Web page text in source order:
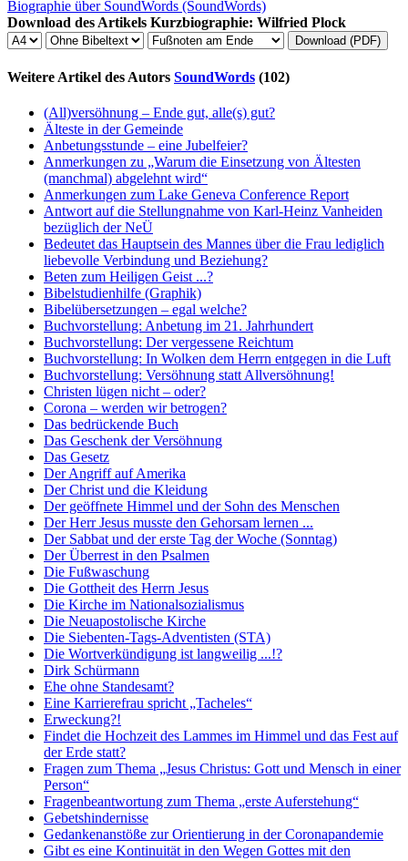
Biographie über SoundWords (SoundWords)
Download des Artikels Kurzbiographie: Wilfried Plock
Download (PDF)
Weitere Artikel des Autors SoundWords (102)
(All)versöhnung – Ende gut, alle(s) gut?
Älteste in der Gemeinde
Anbetungsstunde – eine Jubelfeier?
Anmerkungen zu „Warum die Einsetzung von Ältesten
(manchmal) abgelehnt wird“
Anmerkungen zum Lake Geneva Conference Report
Antwort auf die Stellungnahme von Karl-Heinz Vanheiden
bezüglich der NeÜ
Bedeutet das Hauptsein des Mannes über die Frau lediglich
liebevolle Verbindung und Beziehung?
Beten zum Heiligen Geist ...?
Bibelstudienhilfe (Graphik)
Bibelübersetzungen – egal welche?
Buchvorstellung: Anbetung im 21. Jahrhundert
Buchvorstellung: Der vergessene Reichtum
Buchvorstellung: In Wolken dem Herrn entgegen in die Luft
Buchvorstellung: Versöhnung statt Allversöhnung!
Christen lügen nicht – oder?
Corona – werden wir betrogen?
Das bedrückende Buch
Das Geschenk der Versöhnung
Das Gesetz
Der Angriff auf Amerika
Der Christ und die Kleidung
Der geöffnete Himmel und der Sohn des Menschen
Der Herr Jesus musste den Gehorsam lernen ...
Der Sabbat und der erste Tag der Woche (Sonntag)
Der Überrest in den Psalmen
Die Fußwaschung
Die Gottheit des Herrn Jesus
Die Kirche im Nationalsozialismus
Die Neuapostolische Kirche
Die Siebenten-Tags-Adventisten (STA)
Die Wortverkündigung ist langweilig ...!?
Dirk Schürmann
Ehe ohne Standesamt?
Eine Karrierefrau spricht „Tacheles“
Erweckung?!
Findet die Hochzeit des Lammes im Himmel und das Fest auf
der Erde statt?
Fragen zum Thema „Jesus Christus: Gott und Mensch in einer
Person“
Fragenbeantwortung zum Thema „erste Auferstehung“
Gebetshindernisse
Gedankenanstöße zur Orientierung in der Coronapandemie
Gibt es eine Kontinuität in den Wegen Gottes mit den